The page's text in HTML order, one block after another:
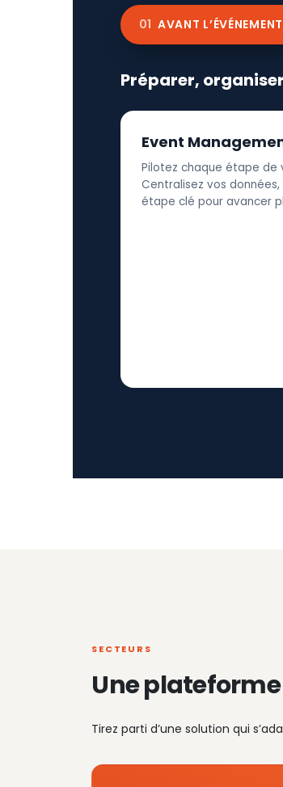
01 AVANT L’ÉVÉNEMENT
Préparer,
Event
Pilotez chaque étape de
Centralisez vos
étape clé pour avancer
SECTEURS
Une
Tirez parti d’une solution qui